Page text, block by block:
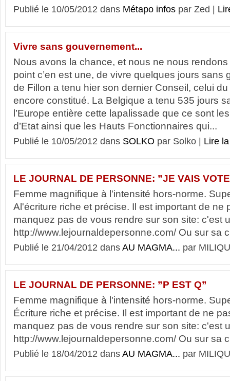
Publié le 10/05/2012 dans Métapo infos par Zed |
Vivre sans gouvernement...
Nous avons la chance, et nous ne nous
point c’en est une, de vivre quelques jours
de Fillon a tenu hier son dernier Conseil, celui
encore constitué. La Belgique a tenu 535 jours
l’Europe entière cette lapalissade que ce sont
d’Etat ainsi que les Hauts Fonctionnaires qui...
Publié le 10/05/2012 dans SOLKO par Solko | Lire
LE JOURNAL DE PERSONNE: ”JE VAIS
Femme magnifique à l'intensité hors-norme.
Al'écriture riche et précise. Il est important de ne
manquez pas de vous rendre sur son site: c'est
http://www.lejournaldepersonne.com/ Ou sur sa
Publié le 21/04/2012 dans AU MAGMA... par
LE JOURNAL DE PERSONNE: ”P EST Q”
Femme magnifique à l'intensité hors-norme.
Écriture riche et précise. Il est important de ne
manquez pas de vous rendre sur son site: c'est
http://www.lejournaldepersonne.com/ Ou sur sa
Publié le 18/04/2012 dans AU MAGMA... par